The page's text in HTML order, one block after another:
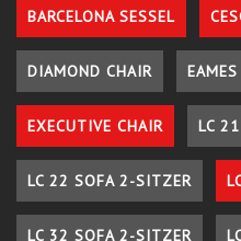
BARCELONA SESSEL
DIAMOND CHAIR
EXECUTIVE CHAIR LC
LC 22 SOFA 2-SITZER
LC 32 SOFA 2-SITZER